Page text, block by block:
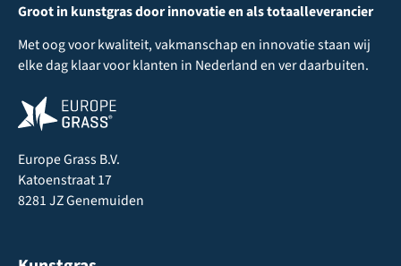
Groot in kunstgras door innovatie en als totaalleverancier
Met oog voor kwaliteit, vakmanschap en innovatie staan wij
elke dag klaar voor klanten in Nederland en ver daarbuiten.
Europe Grass B.V.
Katoenstraat 17
8281 JZ Genemuiden